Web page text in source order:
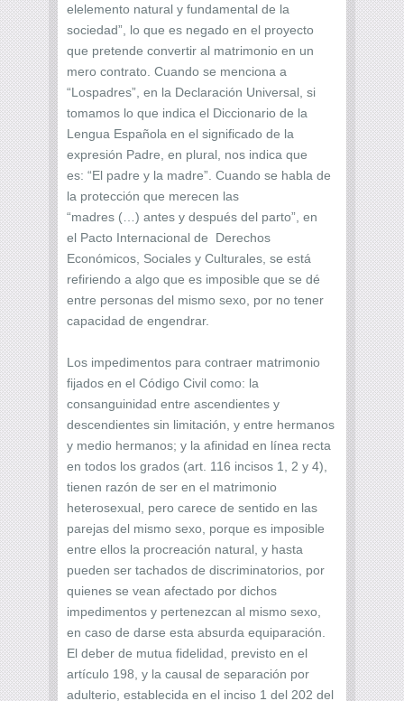
elelemento natural y fundamental de la
sociedad”, lo que es negado en el proyecto
que pretende convertir al matrimonio en un
mero contrato. Cuando se menciona a
“Lospadres”, en la Declaración Universal, si
tomamos lo que indica el Diccionario de la
Lengua Española en el significado de la
expresión Padre, en plural, nos indica que
es: “El padre y la madre”. Cuando se habla de
la protección que merecen las
“madres (…) antes y después del parto”, en
el Pacto Internacional de Derechos
Económicos, Sociales y Culturales, se está
refiriendo a algo que es imposible que se dé
entre personas del mismo sexo, por no tener
capacidad de engendrar.
Los impedimentos para contraer matrimonio
fijados en el Código Civil como: la
consanguinidad entre ascendientes y
descendientes sin limitación, y entre hermanos
y medio hermanos; y la afinidad en línea recta
en todos los grados (art. 116 incisos 1, 2 y 4),
tienen razón de ser en el matrimonio
heterosexual, pero carece de sentido en las
parejas del mismo sexo, porque es imposible
entre ellos la procreación natural, y hasta
pueden ser tachados de discriminatorios, por
quienes se vean afectado por dichos
impedimentos y pertenezcan al mismo sexo,
en caso de darse esta absurda equiparación.
El deber de mutua fidelidad, previsto en el
artículo 198, y la causal de separación por
adulterio, establecida en el inciso 1 del 202 del